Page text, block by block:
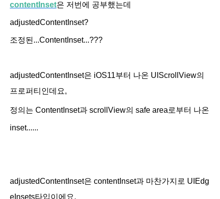
contentInset은 저번에 공부했는데
adjustedContentInset?
조정된...ContentInset...???
adjustedContentInset은 iOS11부터 나온 UIScrollView의
프로퍼티인데요,
정의는 ContentInset과 scrollView의 safe area로부터 나온
inset......
adjustedContentInset은 contentInset과 마찬가지로 UIEdg
eInsets타입이에요.